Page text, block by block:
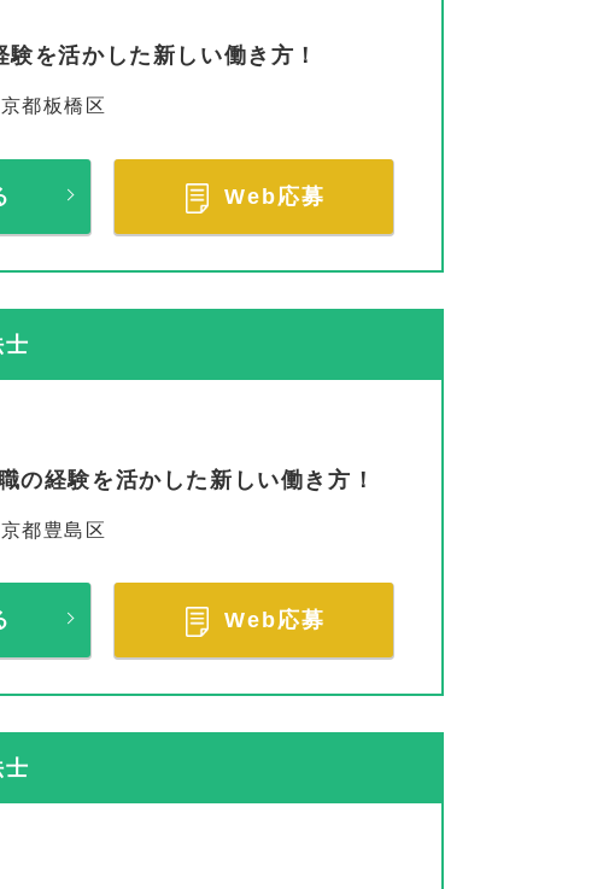
を活かした新しい働き方！
都板橋区
Web応募
経験を活かした新しい働き方！
都豊島区
Web応募